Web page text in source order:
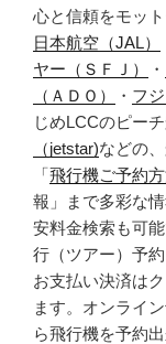
心と信頼をモッ
日本航空（JAL）
ヤー（ＳＦＪ）
・
（ＡＤＯ）
・ フ
じめLCCのピー
（jetstar)などの
「飛行機ご予約
報」まで多彩な
安料金検索も可
行（ツアー）予
お支払い決済は
ます。オンライ
ら飛行機を予約